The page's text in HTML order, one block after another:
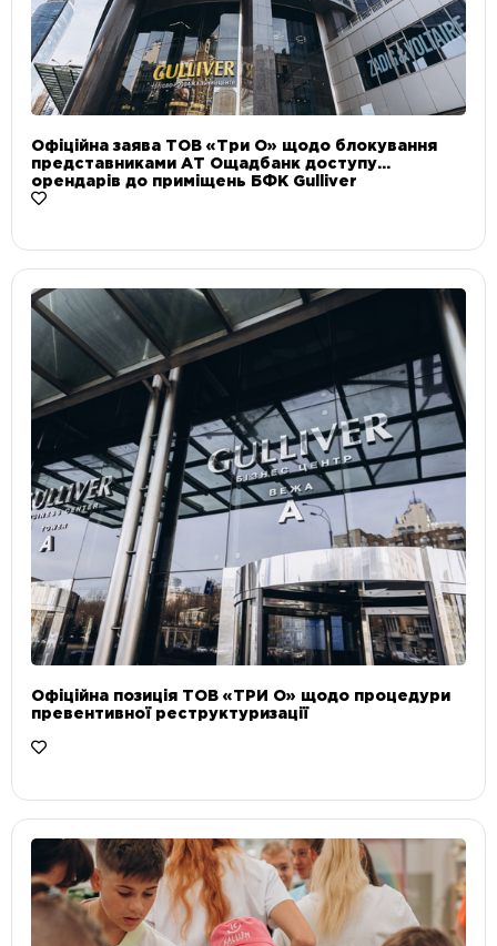
Офіційна заява ТОВ «Три О» щодо блокування
представниками АТ Ощадбанк доступу
орендарів до приміщень БФК Gulliver
Офіційна позиція ТОВ «ТРИ О» щодо процедури
превентивної реструктуризації